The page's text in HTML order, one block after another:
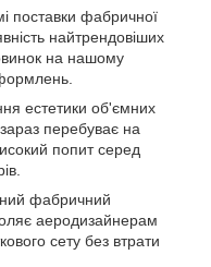
поставки фабричної
найтрендовіших
на нашому
естетики об'ємних
перебуває на
попит серед
фабричний
аеродизайнерам
сету без втрати